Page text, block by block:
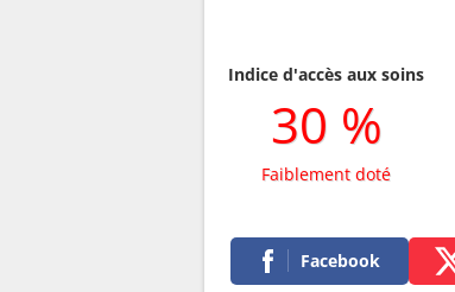
Indice d'accès aux soins
30 %
Faiblement doté
Facebook